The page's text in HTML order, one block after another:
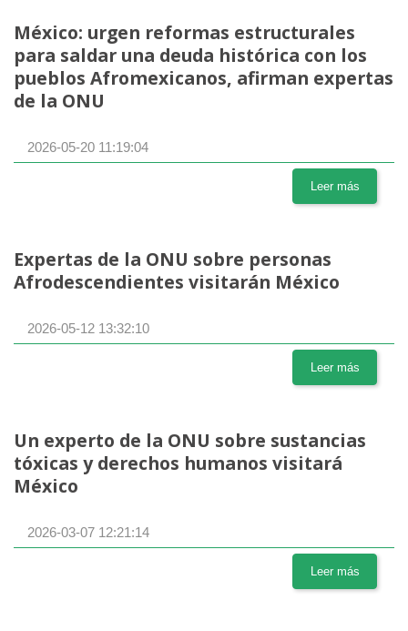
México: urgen reformas estructurales
para saldar una deuda histórica con los
pueblos Afromexicanos, afirman expertas
de la ONU
2026-05-20 11:19:04
Leer más
Expertas de la ONU sobre personas
Afrodescendientes visitarán México
2026-05-12 13:32:10
Leer más
Un experto de la ONU sobre sustancias
tóxicas y derechos humanos visitará
México
2026-03-07 12:21:14
Leer más